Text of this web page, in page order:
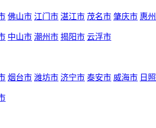
佛山市 江门市 湛江市 茂名市 肇庆市 惠
中山市 潮州市 揭阳市 云浮市
烟台市 潍坊市 济宁市 泰安市 威海市 日